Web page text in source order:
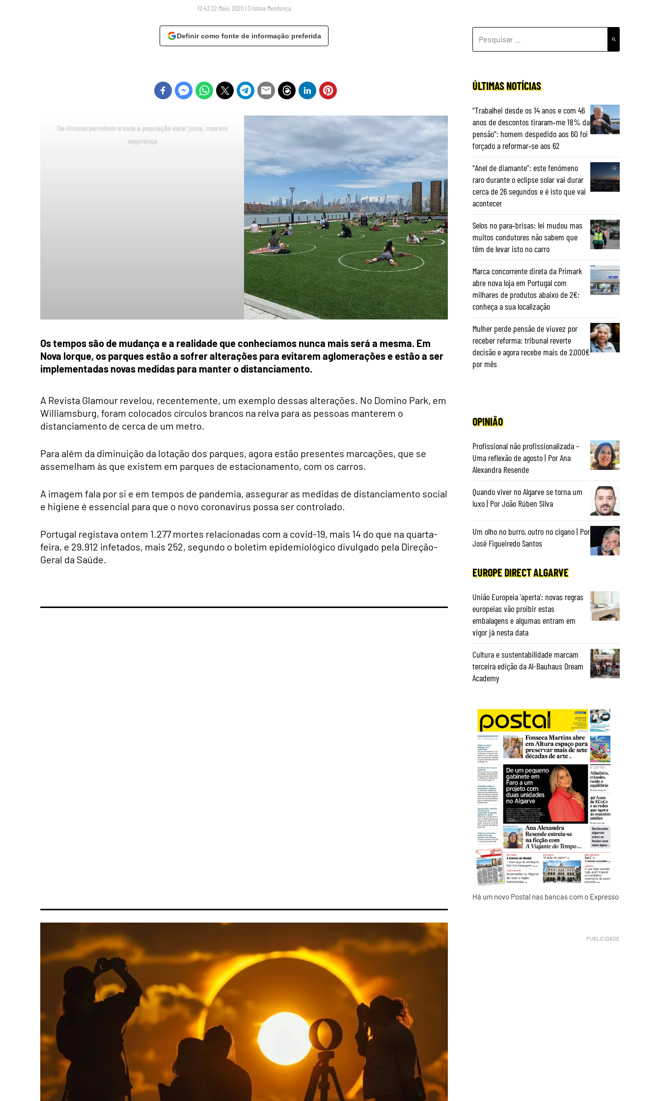
12:43 22 Maio, 2020 | Cristina Mendonça
Definir como fonte de informação preferida
Os círculos permitem a toda a população estar junta, mas em
segurança
Os tempos são de mudança e a realidade que conhecíamos nunca mais será a mesma. Em
Nova Iorque, os parques estão a sofrer alterações para evitarem aglomerações e estão a ser
implementadas novas medidas para manter o distanciamento.
A Revista Glamour revelou, recentemente, um exemplo dessas alterações. No Domino Park, em
Williamsburg, foram colocados círculos brancos na relva para as pessoas manterem o
distanciamento de cerca de um metro.
Para além da diminuição da lotação dos parques, agora estão presentes marcações, que se
assemelham às que existem em parques de estacionamento, com os carros.
A imagem fala por si e em tempos de pandemia, assegurar as medidas de distanciamento social
e higiene é essencial para que o novo coronavírus possa ser controlado.
Portugal registava ontem 1.277 mortes relacionadas com a covid-19, mais 14 do que na quarta-
feira, e 29.912 infetados, mais 252, segundo o boletim epidemiológico divulgado pela Direção-
Geral da Saúde.
POR:
ÚLTIMAS NOTÍCIAS
“Trabalhei desde os 14 anos e com 46
anos de descontos tiraram‑me 18% da
pensão”: homem despedido aos 60 foi
forçado a reformar‑se aos 62
“Anel de diamante”: este fenómeno
raro durante o eclipse solar vai durar
cerca de 26 segundos e é isto que vai
acontecer
Selos no para‑brisas: lei mudou mas
muitos condutores não sabem que
têm de levar isto no carro
Marca concorrente direta da Primark
abre nova loja em Portugal com
milhares de produtos abaixo de 2€:
conheça a sua localização
Mulher perde pensão de viuvez por
receber reforma: tribunal reverte
decisão e agora recebe mais de 2.000€
por mês
OPINIÃO
Profissional não profissionalizada –
Uma reflexão de agosto | Por Ana
Alexandra Resende
Quando viver no Algarve se torna um
luxo | Por João Rúben Silva
Um olho no burro, outro no cigano | Por
José Figueiredo Santos
EUROPE DIRECT ALGARVE
União Europeia ‘aperta’: novas regras
europeias vão proibir estas
embalagens e algumas entram em
vigor já nesta data
Cultura e sustentabilidade marcam
terceira edição da Al-Bauhaus Dream
Academy
Há um novo Postal nas bancas com o Expresso